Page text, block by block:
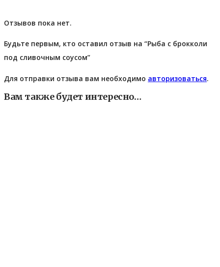
Отзывов пока нет.
Будьте первым, кто оставил отзыв на “Рыба с брокколи
под сливочным соусом”
Для отправки отзыва вам необходимо авторизоваться.
Вам также будет интересно…